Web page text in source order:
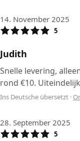
14. November 2025
5
Judith
Snelle levering,
rond €10.
Ins Deutsche übersetzt ·
28. September 2025
5